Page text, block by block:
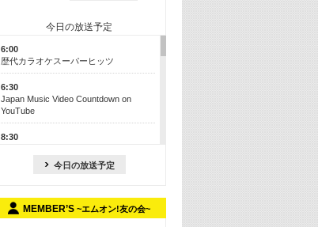
今日の放送予定
6:00
歴代カラオケスーパーヒッツ
6:30
Japan Music Video Countdown on
YouTube
8:30
M-ON! カラオケカウントダウン 50
今日の放送予定
MEMBER’S ~エムオン!友の会~